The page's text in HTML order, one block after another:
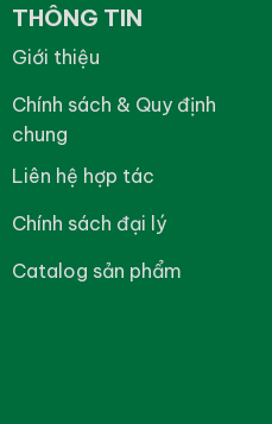
THÔNG TIN
Giới thiệu
Chính sách & Quy định
chung
Liên hệ hợp tác
Chính sách đại lý
Catalog sản phẩm